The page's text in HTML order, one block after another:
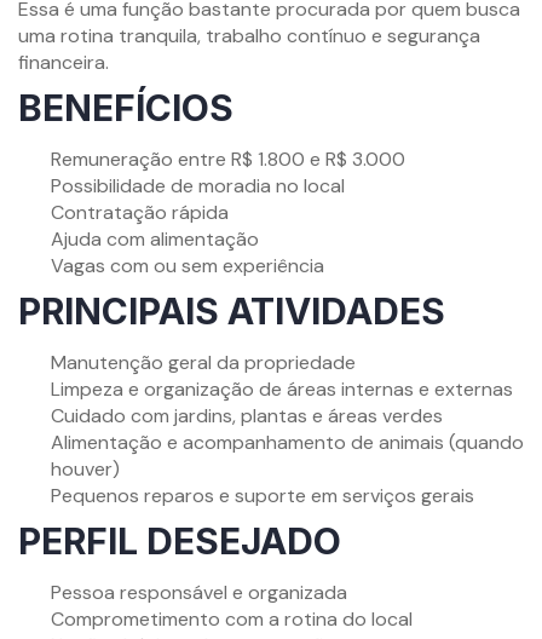
Essa é uma função bastante procurada por quem busca
uma rotina tranquila, trabalho contínuo e segurança
financeira.
BENEFÍCIOS
Remuneração entre R$ 1.800 e R$ 3.000
Possibilidade de moradia no local
Contratação rápida
Ajuda com alimentação
Vagas com ou sem experiência
PRINCIPAIS ATIVIDADES
Manutenção geral da propriedade
Limpeza e organização de áreas internas e externas
Cuidado com jardins, plantas e áreas verdes
Alimentação e acompanhamento de animais (quando
houver)
Pequenos reparos e suporte em serviços gerais
PERFIL DESEJADO
Pessoa responsável e organizada
Comprometimento com a rotina do local